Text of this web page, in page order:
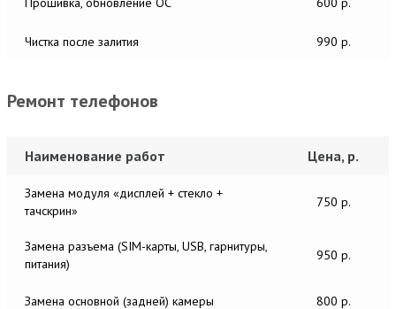
Чистка после залития 990 р.
Ремонт телефонов
Наименование работ Цена, р.
Замена модуля «дисплей + стекло +
тачскрин»
750 р.
Замена разъема (SIM-карты, USB, гарнитуры,
питания)
950 р.
Замена основной (задней) камеры 800 р.